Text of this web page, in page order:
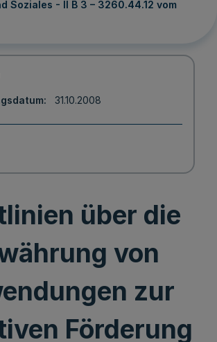
Soziales - II B 3 – 3260.44.12 vom
31.10.2008
über die
von
zur
Förderung